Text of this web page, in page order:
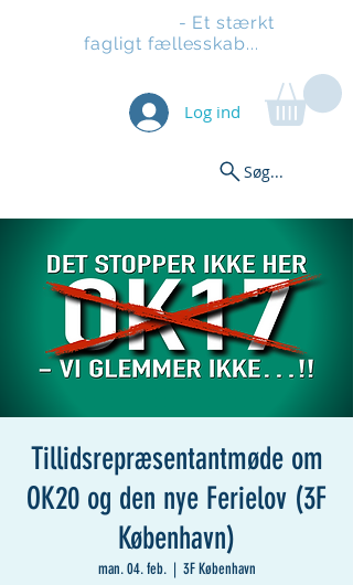
- Et stærkt
fagligt fællesskab...
Log ind
Søg...
Tillidsrepræsentantmøde om
OK20 og den nye Ferielov (3F
København)
man. 04. feb.
  |
3F København